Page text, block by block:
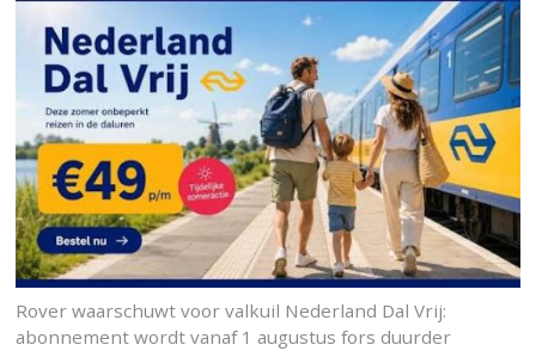
Rover waarschuwt voor valkuil Nederland Dal Vrij:
abonnement wordt vanaf 1 augustus fors duurder